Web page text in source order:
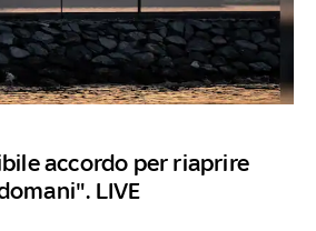
accordo per riaprire
LIVE